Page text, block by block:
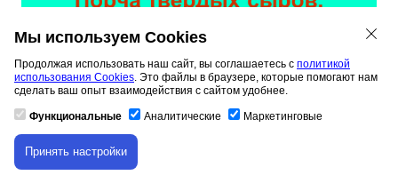
Скачивание материала доступно только для
авторизованных пользователей.
Мы используем Cookies
Продолжая использовать наш сайт, вы соглашаетесь с политикой
использования Cookies. Это файлы в браузере, которые помогают нам
сделать ваш опыт взаимодействия с сайтом удобнее.
Функциональные Аналитические Маркетинговые
Принять настройки